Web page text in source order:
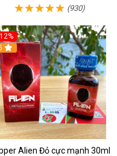
(930)
Alien Đỏ cực mạnh 30ml